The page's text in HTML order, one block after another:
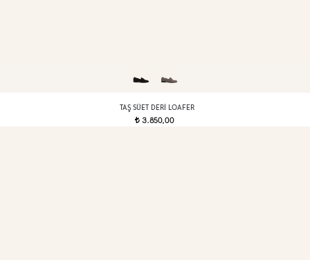
TAŞ SÜET DERI LOAFER
t3.850,00